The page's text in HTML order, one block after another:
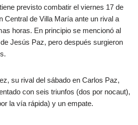
previsto combatir el viernes 17 de
Central de Villa María ante un rival a
horas. En principio se mencionó al
Jesús Paz, pero después surgieron
su rival del sábado en Carlos Paz,
con seis triunfos (dos por nocaut),
la vía rápida) y un empate.